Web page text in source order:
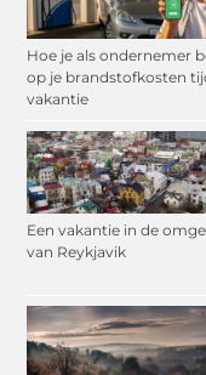
Hoe je als ondernemer
op je brandstofkosten
vakantie
Een vakantie in de
van Reykjavik